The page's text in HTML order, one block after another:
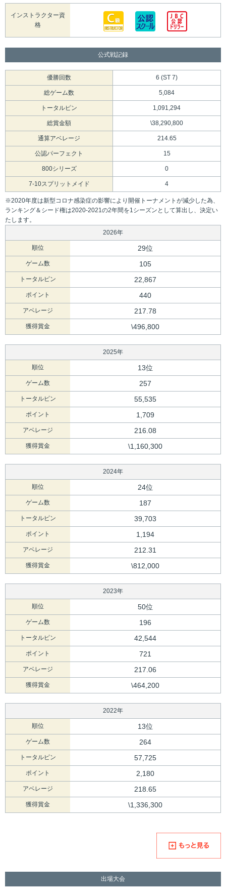
インストラクター資
格
公式戦記録
優勝回数 6 (ST 7)
総ゲーム数 5,084
トータルピン 1,091,294
総賞金額 \38,290,800
通算アベレージ 214.65
公認パーフェクト 15
800シリーズ 0
7-10スプリットメイド 4
※2020年度は新型コロナ感染症の影響により開催トーナメントが減少した為、
ランキング＆シード権は2020-2021の2年間を1シーズンとして算出し、決定い
たします。
2026年
順位 29位
ゲーム数 105
トータルピン 22,867
ポイント 440
アベレージ 217.78
獲得賞金 \496,800
2025年
順位 13位
ゲーム数 257
トータルピン 55,535
ポイント 1,709
アベレージ 216.08
獲得賞金 \1,160,300
2024年
順位 24位
ゲーム数 187
トータルピン 39,703
ポイント 1,194
アベレージ 212.31
獲得賞金 \812,000
2023年
順位 50位
ゲーム数 196
トータルピン 42,544
ポイント 721
アベレージ 217.06
獲得賞金 \464,200
2022年
順位 13位
ゲーム数 264
トータルピン 57,725
ポイント 2,180
アベレージ 218.65
獲得賞金 \1,336,300
出場大会